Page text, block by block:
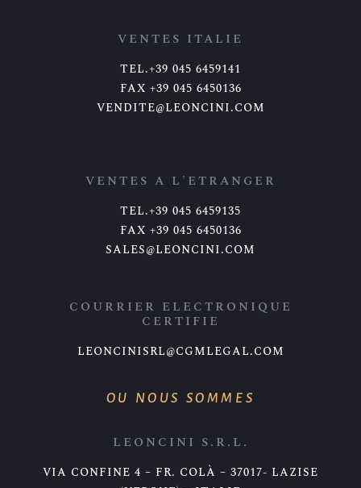
VENTES ITALIE
TEL.+39 045 6459141
FAX +39 045 6450136
VENDITE@LEONCINI.COM
VENTES A L'ETRANGER
TEL.+39 045 6459135
FAX +39 045 6450136
SALES@LEONCINI.COM
COURRIER ELECTRONIQUE
CERTIFIE
LEONCINISRL@CGMLEGAL.COM
OU NOUS SOMMES
LEONCINI S.R.L.
VIA CONFINE 4 – FR. COLÀ – 37017- LAZISE